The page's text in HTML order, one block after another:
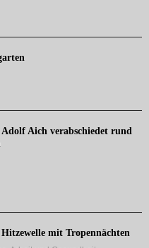
Aich verabschiedet rund
mit Tropennächten